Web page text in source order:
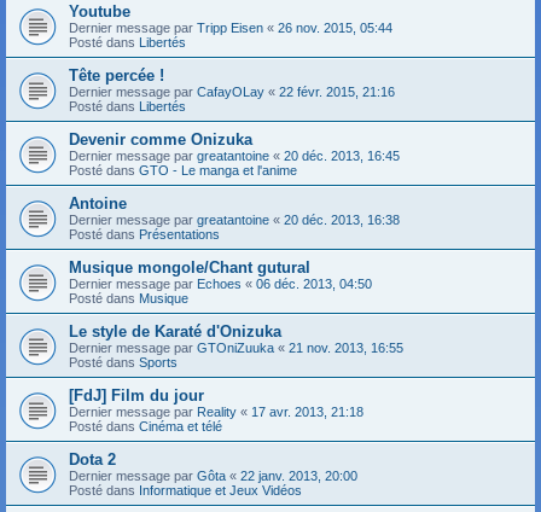
Youtube
Dernier message par Tripp Eisen « 26 nov. 2015, 05:44
Posté dans Libertés
Tête percée !
Dernier message par CafayOLay « 22 févr. 2015, 21:16
Posté dans Libertés
Devenir comme Onizuka
Dernier message par greatantoine « 20 déc. 2013, 16:45
Posté dans GTO - Le manga et l'anime
Antoine
Dernier message par greatantoine « 20 déc. 2013, 16:38
Posté dans Présentations
Musique mongole/Chant gutural
Dernier message par Echoes « 06 déc. 2013, 04:50
Posté dans Musique
Le style de Karaté d'Onizuka
Dernier message par GTOniZuuka « 21 nov. 2013, 16:55
Posté dans Sports
[FdJ] Film du jour
Dernier message par Reality « 17 avr. 2013, 21:18
Posté dans Cinéma et télé
Dota 2
Dernier message par Gôta « 22 janv. 2013, 20:00
Posté dans Informatique et Jeux Vidéos